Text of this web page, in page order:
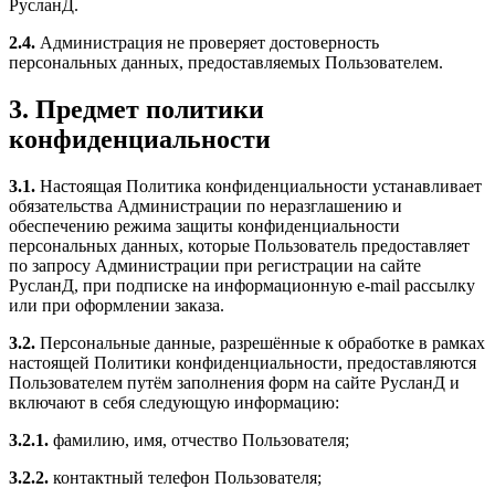
РусланД.
2.4. Администрация не проверяет достоверность
персональных данных, предоставляемых Пользователем.
3. Предмет политики
конфиденциальности
3.1. Настоящая Политика конфиденциальности устанавливает
обязательства Администрации по неразглашению и
обеспечению режима защиты конфиденциальности
персональных данных, которые Пользователь предоставляет
по запросу Администрации при регистрации на сайте
РусланД, при подписке на информационную e-mail рассылку
или при оформлении заказа.
3.2. Персональные данные, разрешённые к обработке в рамках
настоящей Политики конфиденциальности, предоставляются
Пользователем путём заполнения форм на сайте РусланД и
включают в себя следующую информацию:
3.2.1. фамилию, имя, отчество Пользователя;
3.2.2. контактный телефон Пользователя;